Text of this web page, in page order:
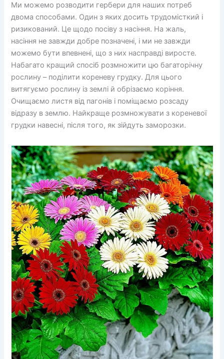
Ми можемо розводити гербери для наших потреб
двома способами. Один з яких досить трудомісткий і
ризикований. Це щодо посіву з насіння. На жаль,
насіння не завжди добре позначені, і ми не завжди
можемо бути впевнені, що з них насправді виросте.
Набагато кращий спосіб розмножити цю багаторічну
рослину – поділити кореневу грудку. Для цього
витягуємо рослину із землі й обрізаємо коріння.
Очищаємо листя від пагонів і поміщаємо розсаду
відразу в землю. Найкраще розмножувати з кореневої
грудки навесні, після того, як зійдуть заморозки.